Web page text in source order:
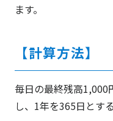
ます。
【計算方法】
毎日の最終残高1,000
し、1年を365日とす